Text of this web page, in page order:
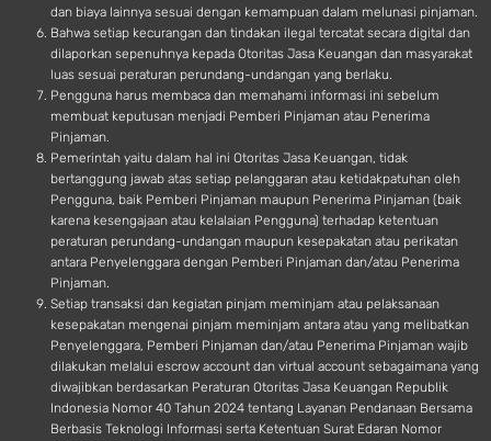
dan biaya lainnya sesuai dengan kemampuan dalam melunasi pinjaman.
Bahwa setiap kecurangan dan tindakan ilegal tercatat secara digital dan
dilaporkan sepenuhnya kepada Otoritas Jasa Keuangan dan masyarakat
luas sesuai peraturan perundang-undangan yang berlaku.
Pengguna harus membaca dan memahami informasi ini sebelum
membuat keputusan menjadi Pemberi Pinjaman atau Penerima
Pinjaman.
Pemerintah yaitu dalam hal ini Otoritas Jasa Keuangan, tidak
bertanggung jawab atas setiap pelanggaran atau ketidakpatuhan oleh
Pengguna, baik Pemberi Pinjaman maupun Penerima Pinjaman (baik
karena kesengajaan atau kelalaian Pengguna) terhadap ketentuan
peraturan perundang-undangan maupun kesepakatan atau perikatan
antara Penyelenggara dengan Pemberi Pinjaman dan/atau Penerima
Pinjaman.
Setiap transaksi dan kegiatan pinjam meminjam atau pelaksanaan
kesepakatan mengenai pinjam meminjam antara atau yang melibatkan
Penyelenggara, Pemberi Pinjaman dan/atau Penerima Pinjaman wajib
dilakukan melalui escrow account dan virtual account sebagaimana yang
diwajibkan berdasarkan Peraturan Otoritas Jasa Keuangan Republik
Indonesia Nomor 40 Tahun 2024 tentang Layanan Pendanaan Bersama
Berbasis Teknologi Informasi serta Ketentuan Surat Edaran Nomor